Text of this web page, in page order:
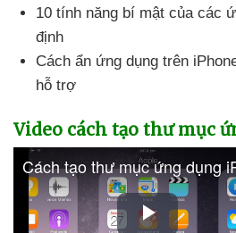
10 tính năng bí mật của các
định
Cách ẩn ứng dụng trên
hỗ trợ
Video cách tạo thư mục